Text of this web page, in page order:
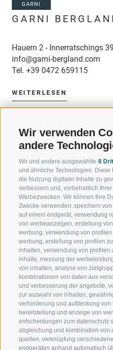
Wir verwenden
andere
Wir und andere ausgewählte 8
und ähnliche Technologien.
die Nutzung digitaler Inhalte zu
verbessern und, vorbehaltlich
Werbezwecken. Wir können Ihre
Zwecke verwenden: speichern
auf einem endgerät, verwendung
von werbeanzeigen, erstellung
werbung, verwendung von
werbung, erstellung von profilen
inhalten, verwendung von profilen
inhalte, messung der
von inhalten, analyse von
kombinationen von daten aus
und verbesserung der angebote,
zur auswahl von inhalten,
verhinderung und aufdeckung von
bereitstellung und anzeige von
entscheidungen zum datenschutz
abgleichung und kombination von
quellen, verknüpfung
endgeräten anhand automatisch
GARNI
GARNI
Hauern 2 - Innerratschings
info@garni-bergland.com
Tel. +39 0472 659115
WEITERLESEN
« ‹ 1 2 3 4
10
› »
108 Einträge auf 14 Seiten,
WILLKOMMEN IN DER
FERIENREGION
JAUFENTAL
RATSCHINGS
RIDNAUNTAL
BERGBAHNEN